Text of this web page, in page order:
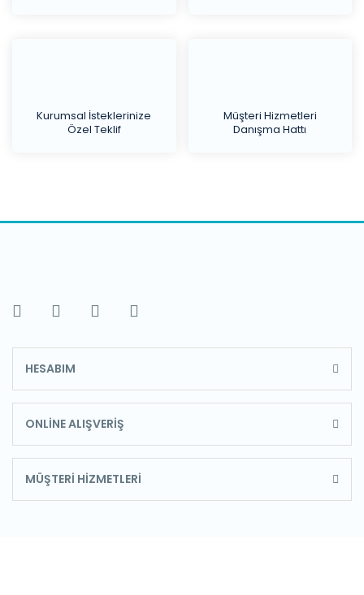
Kurumsal İsteklerinize
Özel Teklif
Müşteri Hizmetleri
Danışma Hattı
HESABIM
ONLİNE ALIŞVERİŞ
MÜŞTERİ HİZMETLERİ